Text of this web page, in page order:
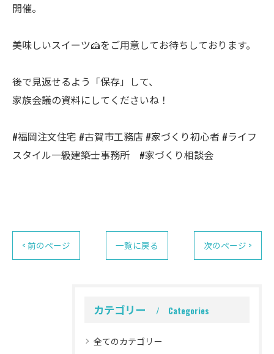
開催。
美味しいスイーツ🍰をご用意してお待ちしております。
後で見返せるよう「保存」して、
家族会議の資料にしてくださいね！
#福岡注文住宅 #古賀市工務店 #家づくり初心者 #ライフ
スタイル一級建築士事務所 #家づくり相談会
< 前のページ 一覧に戻る 次のページ >
カテゴリー Categories
全てのカテゴリー